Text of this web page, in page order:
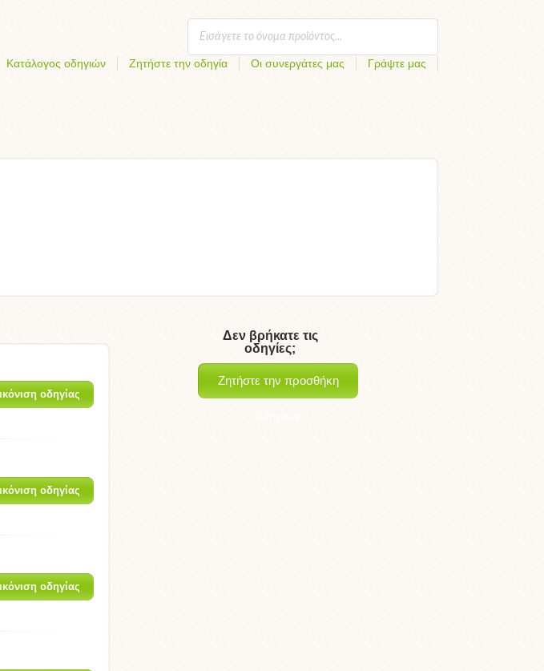
Κατάλογος οδηγιών Ζητήστε την οδηγία Οι συνεργάτες μας Γράψτε μας
οδηγίας
οδηγίας
οδηγίας
Δεν βρήκατε τις
οδηγίες;
Ζητήστε την προσθήκη